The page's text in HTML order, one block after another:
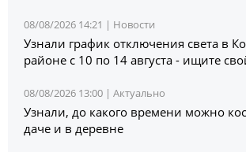
08/08/2026 14:21 | Новости
Узнали график отключения света в
районе с 10 по 14 августа - ищите
08/08/2026 13:00 | Актуально
Узнали, до какого времени можно
даче и в деревне